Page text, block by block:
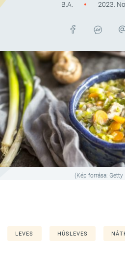
B.A. 2023.
(Kép forrása: Getty
LEVES HÚSLEVES